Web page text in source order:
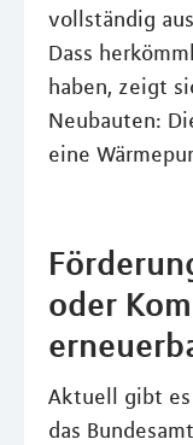
vollständig
Dass
haben, zeigt
Neubauten:
eine
oder
Aktuell gibt
das